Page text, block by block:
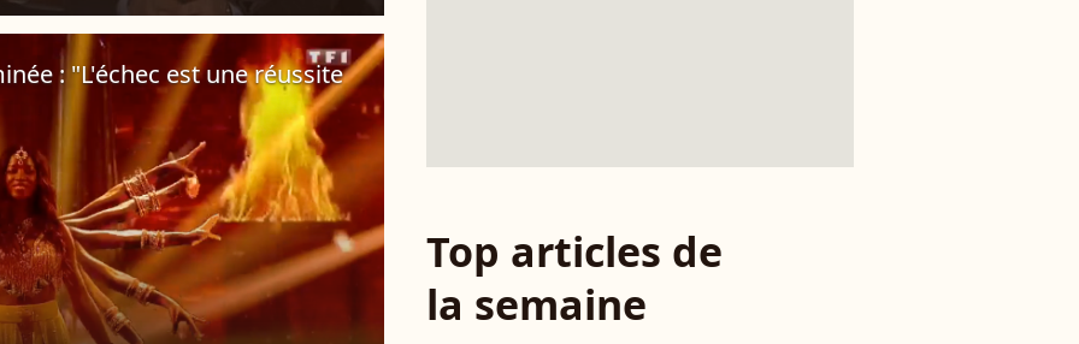
: "L'échec est une réussite
Top articles de
la semaine